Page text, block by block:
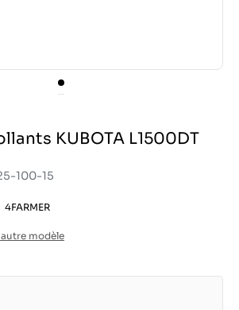
KUBOTA L1500DT
100-15
4FARMER
modèle